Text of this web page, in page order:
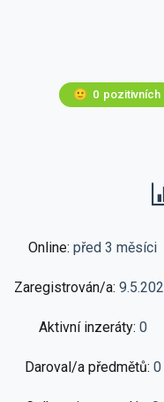
🙂 0 pozitivních
Online: před 3 měsíci
Zaregistrován/a:
Aktivní inzeráty: 0
Daroval/a předmětů: 0